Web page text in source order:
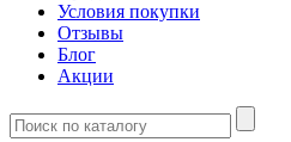
Условия покупки
Отзывы
Блог
Акции